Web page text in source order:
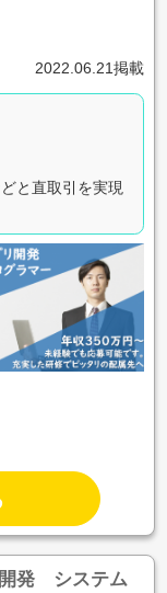
2022.06.21掲載
と直取引を実現
開発 システム